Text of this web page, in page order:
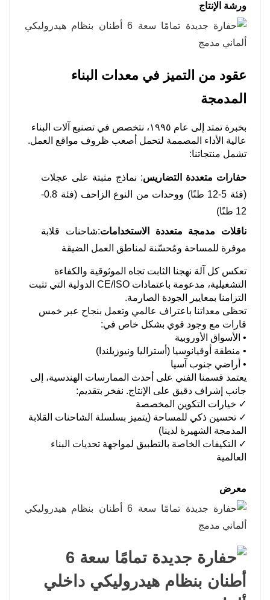
ورشة الإنتاج
عقود من التميز في معدات البناء
المدمجة
بخبرة تمتد إلى عام ١٩٩٥، نتخصص في تصنيع آلات البناء
عالية الأداء المصممة لتحمل أصعب ظروف مواقع العمل.
تشمل منتجاتنا:
حفارات متعددة التضاريس: نماذج مثبتة على عجلات
(فئة 5-12 طنًا) ووحدات من النوع الزاحف (فئة 0.8-
12 طنًا)
ناقلات مدمجة متعددة الاستخدامات:شاحنات قلابة
موفرة للمساحة ومُحسّنة لمناطق العمل الضيقة
تعكس كل آلة نهجنا الثابت تجاه الموثوقية والكفاءة
التشغيلية، مدعومة باعتمادات CE/ISO الدولية التي تثبت
التزامنا بمعايير الجودة الصارمة.
تحظى معداتنا باعتراف عالمي وتعمل بنجاح عبر خمس
قارات مع وجود قوي بشكل خاص في:
• الأسواق الأوروبية
• منطقة أوقيانوسيا (أستراليا ونيوزيلندا)
• أراضي جنوب آسيا
يعتمد قسمنا الفني على أحدث الممارسات الهندسية، إلى
جانب إشراف دقيق على الإنتاج. نفخر بتقديم:
✓ خيارات التكوين المخصصة
✓ تحسين ذكي للمساحة (يتميز بسلسلة الشاحنات القلابة
المدمجة الشهيرة لدينا)
✓ التكيفات الخاصة بالتطبيق لمواجهة تحديات البناء
العالمية
معرض